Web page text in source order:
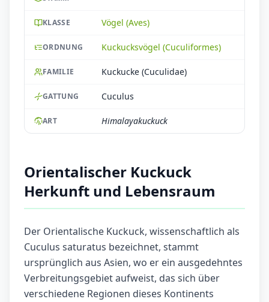
KLASSE Vögel (Aves)
ORDNUNG Kuckucksvögel (Cuculiformes)
FAMILIE Kuckucke (Cuculidae)
GATTUNG Cuculus
ART Himalayakuckuck
Orientalischer Kuckuck
Herkunft und Lebensraum
Der Orientalische Kuckuck, wissenschaftlich als
Cuculus saturatus bezeichnet, stammt
ursprünglich aus Asien, wo er ein ausgedehntes
Verbreitungsgebiet aufweist, das sich über
verschiedene Regionen dieses Kontinents